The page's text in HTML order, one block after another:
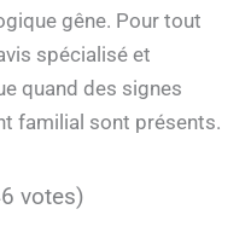
gêne. Pour tout
spécialisé et
quand des signes
familial sont présents.
votes)